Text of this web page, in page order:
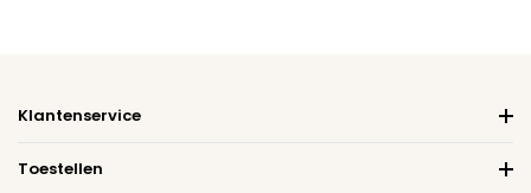
Klantenservice
Toestellen